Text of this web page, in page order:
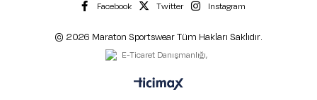
Facebook Twitter Instagram
© 2026 Maraton Sportswear Tüm Hakları Saklıdır.